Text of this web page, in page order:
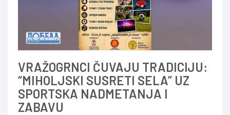
VRAŽOGRNCI ČUVAJU TRADICIJU:
“MIHOLJSKI SUSRETI SELA” UZ
SPORTSKA NADMETANJA I
ZABAVU